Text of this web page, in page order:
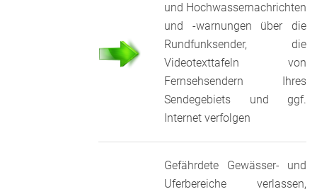
und Hochwassernachrichten
und -warnungen über die
Rundfunksender, die
Videotexttafeln von
Fernsehsendern Ihres
Sendegebiets und ggf.
Internet verfolgen
Gefährdete Gewässer- und
Uferbereiche verlassen,